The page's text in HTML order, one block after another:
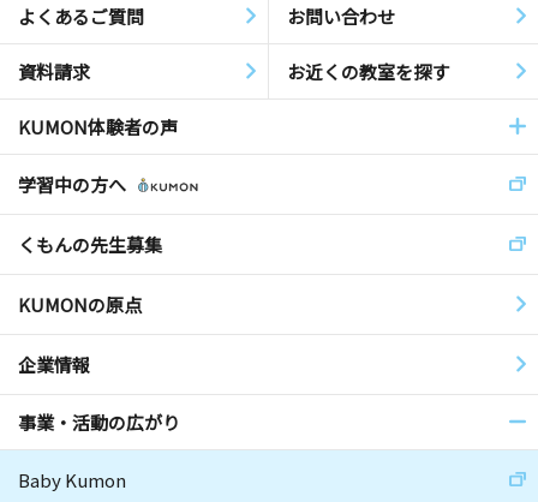
よくあるご質問 お問い合わせ
資料請求 お近くの教室を探す
KUMON体験者の声
学習中の方へ
くもんの先生募集
KUMONの原点
企業情報
事業・活動の広がり
Baby Kumon